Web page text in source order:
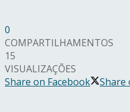
0
COMPARTILHAMENTOS
15
VISUALIZAÇÕES
Share on Facebook
Share